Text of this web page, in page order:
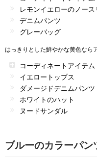
レモンイエローのノー
デニムパンツ
グレーバッグ
はっきりとした鮮やかな黄色なら
コーディネートアイテム
イエロートップス
ダメージドデニムパンツ
ホワイトのハット
ヌードサンダル
ブルーのカラーパン